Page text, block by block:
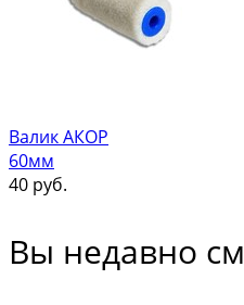
Валик АКОР
60мм
40 руб.
Вы недавно